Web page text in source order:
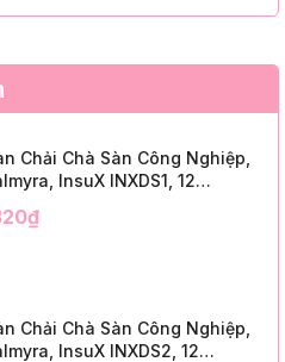
Chải Chà Sàn Công Nghiệp,
InsuX INXDS1, 12
Chải Chà Sàn Công Nghiệp,
InsuX INXDS2, 12